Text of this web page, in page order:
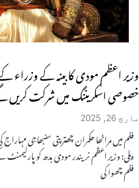
وزیر اعظم مودی کابینہ کے وزراء
خصوصی اسکریننگ میں شرکت
مارچ 26, 2025
فلم میں مراٹھا حکمران چھترپتی سنبھاجی مہاراج
دہلی: وزیر اعظم نریندر مودی بدھ کو پارلیمنٹ
فلم چھوا کی